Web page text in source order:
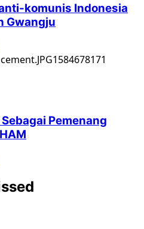
komunis Indonesia
Gwangju
Pemenang